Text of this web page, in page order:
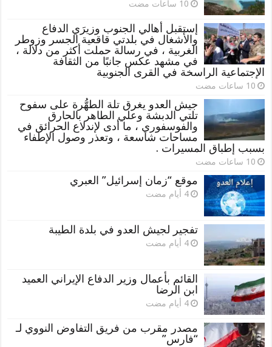
إستقبل أهالي الجنوب وزيرَي الدفاع
والأشغال في بلدتي قاقعية الجسر وزوطر
الغربية ، في رسالة حملت أكثر من دلالة ،
في مشهد عكس جانبًا من الثقافة
الإجتماعية الراسخة في القرى الجنوبية
جيش العدو يغرق تلة الطهُّرة على سفوح
تلتي الدبشة وعلي الطاهر بالحارق
والفوسفوري ، ما أدى لإندلاع الحرائق في
مساحات شاسعة ، وتعذر وصول الإطفاء
بسبب إطباق المسيرات .
موقع “زمان إسرائيل” العبري
‏4 أيام مضت
تفجير لجيش العدو في بلدة الطيبة
‏4 أيام مضت
القائم بأعمال وزير الدفاع الإيراني العميد
ابن الرضا
‏4 أيام مضت
مصدر مقرب من فريق التفاوض النووي لـ
“فارس”